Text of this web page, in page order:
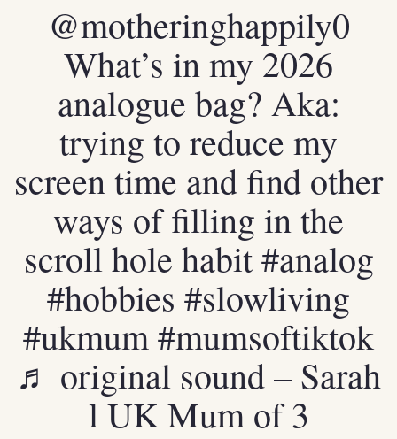
@motheringhappily0
What’s in my 2026
analogue bag? Aka:
trying to reduce my
screen time and find other
ways of filling in the
scroll hole habit#analog
#hobbies #slowliving
#ukmum#mumsoftiktok
♬ original sound – Sarah
l UK Mum of 3